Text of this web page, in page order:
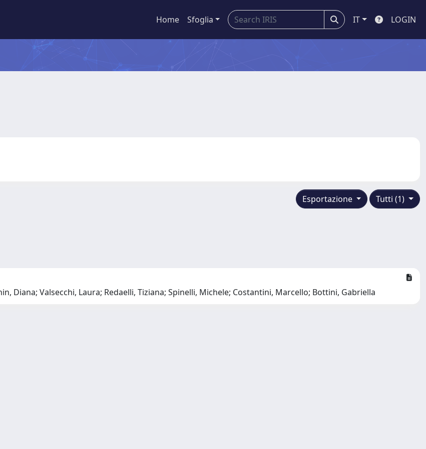
Home Sfoglia IT LOGIN
Tutti (1)
Esportazione
Diana; Valsecchi, Laura; Redaelli, Tiziana; Spinelli, Michele; Costantini, Marcello; Bottini, Gabriella